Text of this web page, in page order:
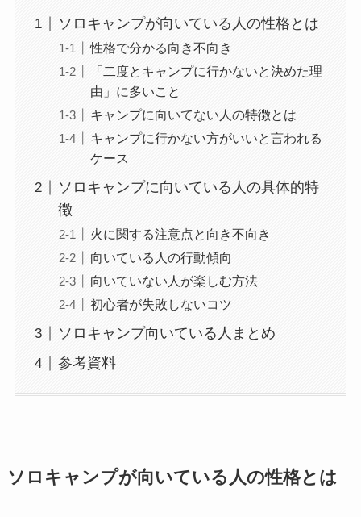
ソロキャンプが向いている人の性格とは
性格で分かる向き不向き
「二度とキャンプに行かないと決めた理
由」に多いこと
キャンプに向いてない人の特徴とは
キャンプに行かない方がいいと言われる
ケース
ソロキャンプに向いている人の具体的特
徴
火に関する注意点と向き不向き
向いている人の行動傾向
向いていない人が楽しむ方法
初心者が失敗しないコツ
ソロキャンプ向いている人まとめ
参考資料
ソロキャンプが向いている人の性格とは